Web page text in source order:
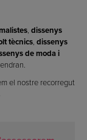
dissenys
tècnics dissenys
de moda i
el nostre recorregut